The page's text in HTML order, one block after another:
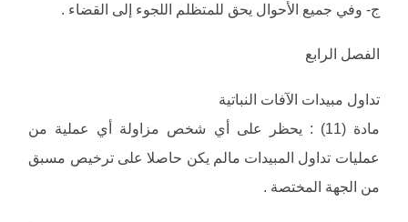
‌ج- وفي جميع الأحوال يحق للمتظلم اللجوء إلى القضاء .
الفصل الرابع
تداول مبيدات الآفات النباتية
مادة (11) : يحظر على أي شخص مزاولة أي عملية من
عمليات تداول المبيدات مالم يكن حاصلا على ترخيص مسبق
من الجهة المختصة .